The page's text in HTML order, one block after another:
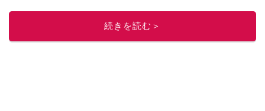
このイチオシストの他の記事を読む
続きを読む＞